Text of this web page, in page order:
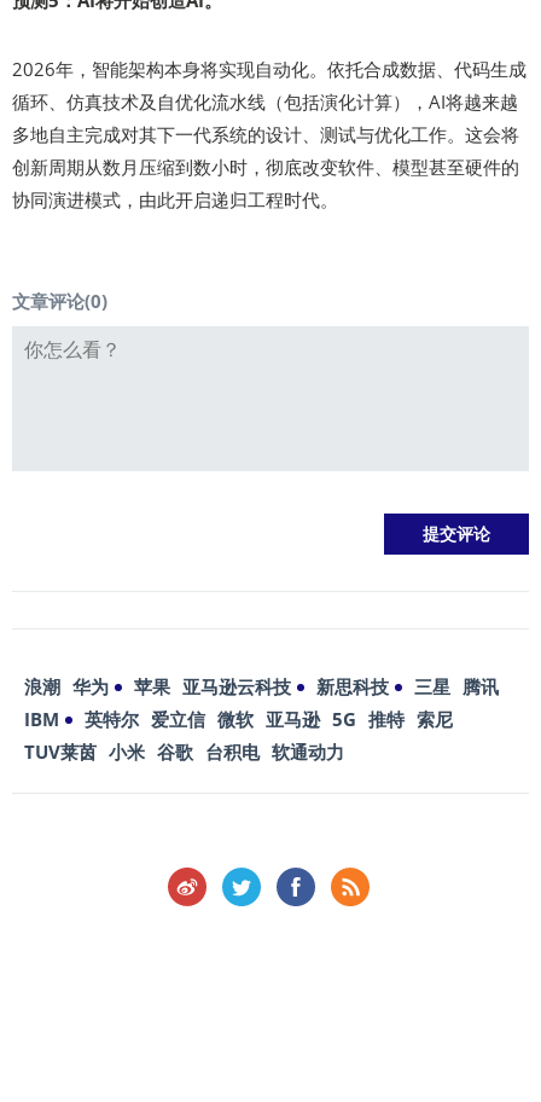
2026年，智能架构本身将实现自动化。依托合成数据、代码生成
循环、仿真技术及自优化流水线（包括演化计算），AI将越来越
多地自主完成对其下一代系统的设计、测试与优化工作。这会将
创新周期从数月压缩到数小时，彻底改变软件、模型甚至硬件的
协同演进模式，由此开启递归工程时代。
文章评论(0)
浪潮 华为 苹果 亚马逊云科技 新思科技 三星 腾讯
IBM
英特尔 爱立信 微软 亚马逊 5G 推特 索尼
TUV莱茵 小米 谷歌 台积电 软通动力